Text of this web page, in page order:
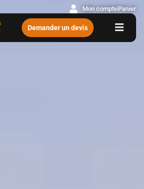
Mon comptePanier
Demander un devis